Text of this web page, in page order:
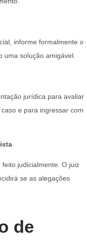
informe formalmente o
uma solução amigável.
jurídica para avaliar
e para ingressar com
judicialmente. O juiz
se as alegações
de